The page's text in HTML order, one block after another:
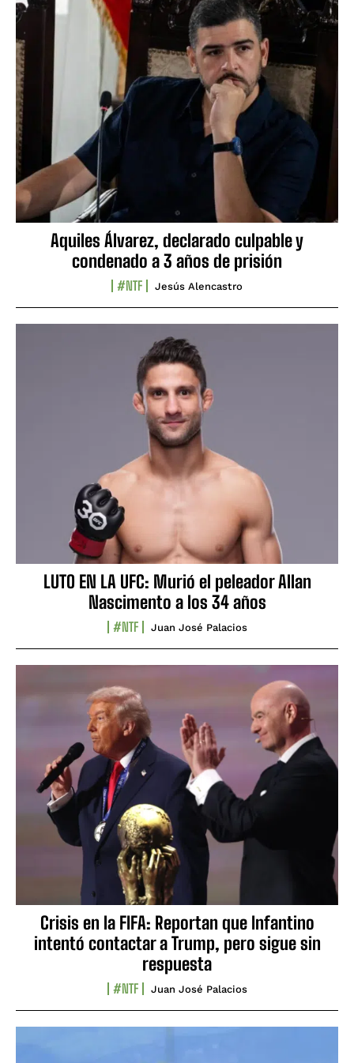
Aquiles Álvarez, declarado culpable y
condenado a 3 años de prisión
#NTF Jesús Alencastro
LUTO EN LA UFC: Murió el peleador Allan
Nascimento a los 34 años
#NTF Juan José Palacios
Crisis en la FIFA: Reportan que Infantino
intentó contactar a Trump, pero sigue sin
respuesta
#NTF Juan José Palacios